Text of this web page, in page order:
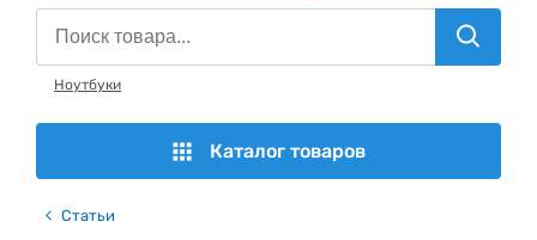
Ноутбуки
Каталог товаров
Статьи